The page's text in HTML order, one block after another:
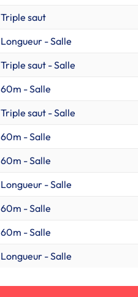
Triple saut
Longueur - Salle
Triple saut - Salle
60m - Salle
Triple saut - Salle
60m - Salle
60m - Salle
Longueur - Salle
60m - Salle
60m - Salle
Longueur - Salle